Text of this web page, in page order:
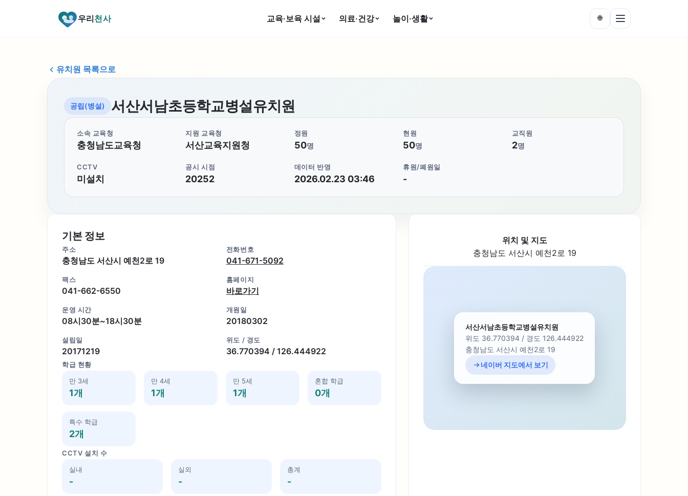
우리천사 교육·보육 시설 의료·건강 놀이·생활 🌐
유치원 목록으로
공립(병설) 서산서남초등학교병설유치원
소속 교육청
충청남도교육청
지원 교육청
서산교육지원청
정원
50명
현원
50명
교직원
2명
CCTV
미설치
공시 시점
20252
데이터 반영
2026.02.23 03:46
휴원/폐원일
-
기본 정보
주소
충청남도 서산시 예천2로 19
전화번호
041-671-5092
팩스
041-662-6550
홈페이지
바로가기
운영 시간
08시30분~18시30분
개원일
20180302
설립일
20171219
위도 / 경도
36.770394 / 126.444922
학급 현황
만 3세
1개
만 4세
1개
만 5세
1개
혼합 학급
0개
특수 학급
2개
CCTV 설치 수
실내
-
실외
-
총계
-
위치 및 지도
충청남도 서산시 예천2로 19
서산서남초등학교병설유치원
위도 36.770394 / 경도 126.444922
충청남도 서산시 예천2로 19
네이버 지도에서 보기